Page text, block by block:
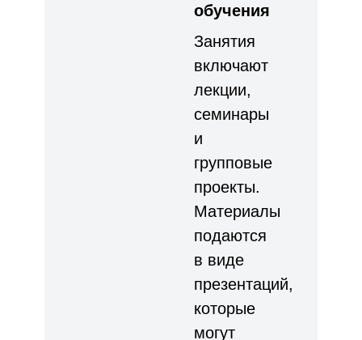
обучения
Занятия
включают
лекции,
семинары
и
групповые
проекты.
Материалы
подаются
в виде
презентаций,
которые
могут